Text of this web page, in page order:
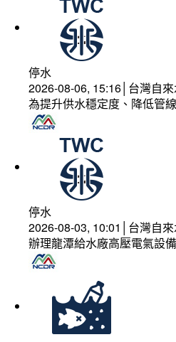
停水
2026-08-06, 15:16│台灣自
為提升供水穩定度、降低管
停水
2026-08-03, 10:01│台灣自
辦理龍潭給水廠高壓電氣設